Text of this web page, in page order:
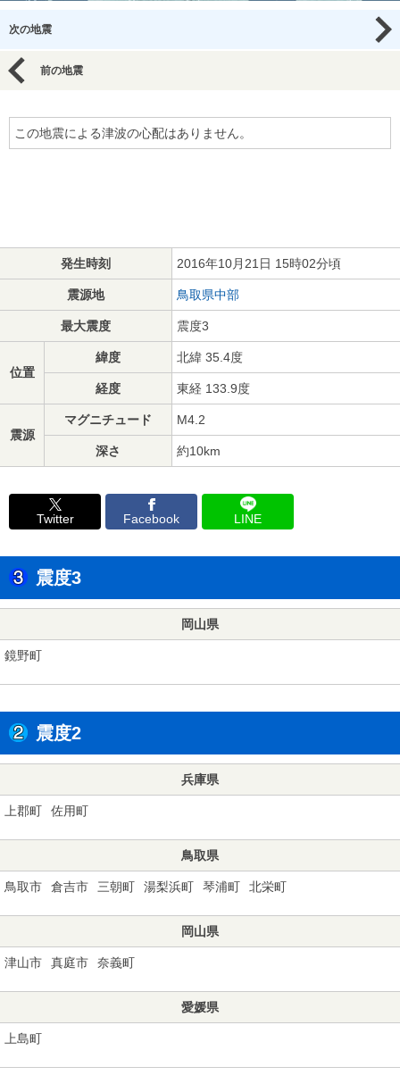
次の地震
前の地震
この地震による津波の心配はありません。
発生時刻 2016年10月21日 15時02分頃
震源地 鳥取県中部
最大震度 震度3
位置
緯度 北緯 35.4度
経度 東経 133.9度
震源
マグニチュード M4.2
深さ 約10km
Twitter Facebook LINE
震度3
岡山県
鏡野町
震度2
兵庫県
上郡町 佐用町
鳥取県
鳥取市 倉吉市 三朝町 湯梨浜町 琴浦町 北栄町
岡山県
津山市 真庭市 奈義町
愛媛県
上島町